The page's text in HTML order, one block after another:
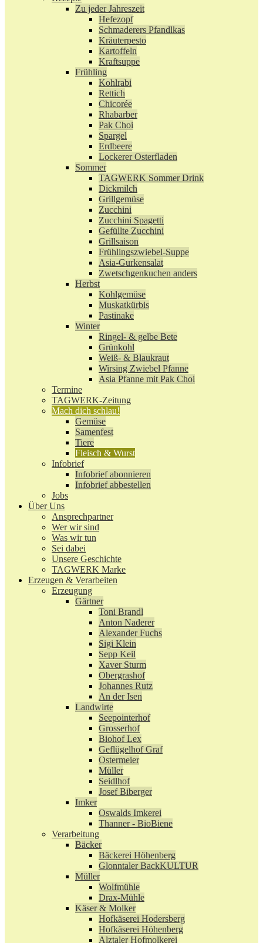
Zu jeder Jahreszeit
Hefezopf
Schmaderers Pfandlkas
Kräuterpesto
Kartoffeln
Kraftsuppe
Frühling
Kohlrabi
Rettich
Chicorée
Rhabarber
Pak Choi
Spargel
Erdbeere
Lockerer Osterfladen
Sommer
TAGWERK Sommer Drink
Dickmilch
Grillgemüse
Zucchini
Zucchini Spagetti
Gefüllte Zucchini
Grillsaison
Frühlingszwiebel-Suppe
Asia-Gurkensalat
Zwetschgenkuchen anders
Herbst
Kohlgemüse
Muskatkürbis
Pastinake
Winter
Ringel- & gelbe Bete
Grünkohl
Weiß- & Blaukraut
Wirsing Zwiebel Pfanne
Asia Pfanne mit Pak Choi
Termine
TAGWERK-Zeitung
Mach dich schlau!
Gemüse
Samenfest
Tiere
Fleisch & Wurst
Infobrief
Infobrief abonnieren
Infobrief abbestellen
Jobs
Über Uns
Ansprechpartner
Wer wir sind
Was wir tun
Sei dabei
Unsere Geschichte
TAGWERK Marke
Erzeugen & Verarbeiten
Erzeugung
Gärtner
Toni Brandl
Anton Naderer
Alexander Fuchs
Sigi Klein
Sepp Keil
Xaver Sturm
Obergrashof
Johannes Rutz
An der Isen
Landwirte
Seepointerhof
Grosserhof
Biohof Lex
Geflügelhof Graf
Ostermeier
Müller
Seidlhof
Josef Biberger
Imker
Oswalds Imkerei
Thanner - BioBiene
Verarbeitung
Bäcker
Bäckerei Höhenberg
Glonntaler BackKULTUR
Müller
Wolfmühle
Drax-Mühle
Käser & Molker
Hofkäserei Hodersberg
Hofkäserei Höhenberg
Alztaler Hofmolkerei